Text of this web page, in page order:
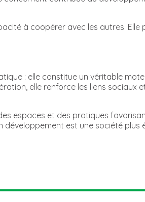
à coopérer avec les autres.
: elle constitue un véritable
elle renforce les liens sociaux
espaces et des pratiques
est une société plus